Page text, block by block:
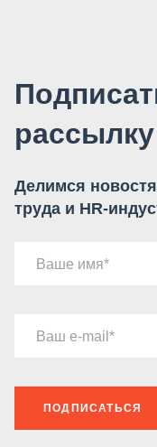
рассылку
Делимся
труда и HR-
Ваше имя
Ваш e-mail
ПОДПИСАТЬСЯ